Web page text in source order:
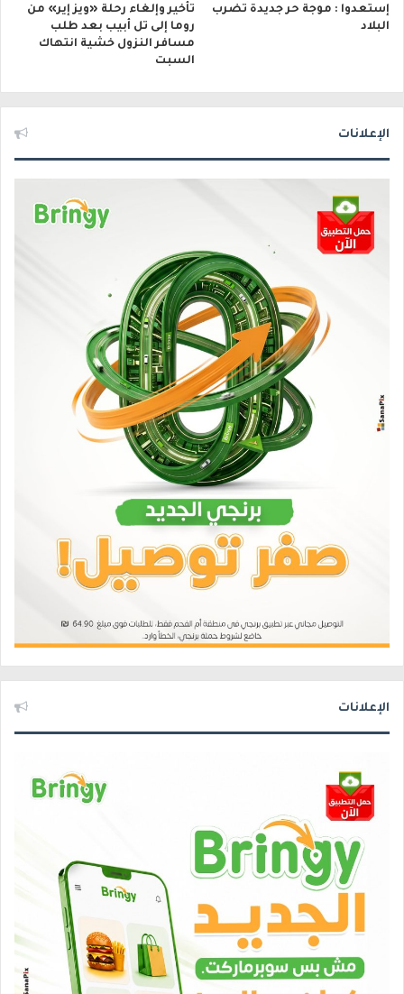
إستعدوا : موجة حر جديدة تضرب
البلاد
تأخير وإلغاء رحلة «ويز إير» من
روما إلى تل أبيب بعد طلب
مسافر النزول خشية انتهاك
السبت
الإعلانات
الإعلانات